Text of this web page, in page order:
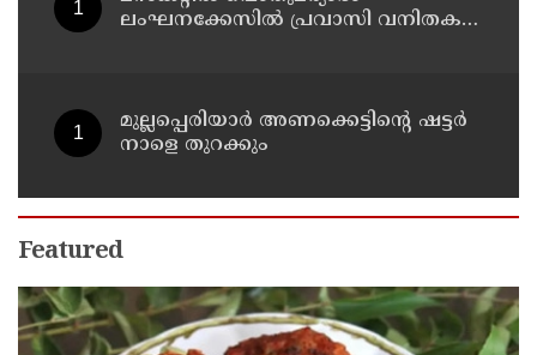
ലംഘനക്കേസില്‍ പ്രവാസി വനിതകള്‍
മുല്ലപ്പെരിയാർ അണക്കെട്ടിൻ്റെ ഷട്ടർ
നാളെ തുറക്കും
Featured